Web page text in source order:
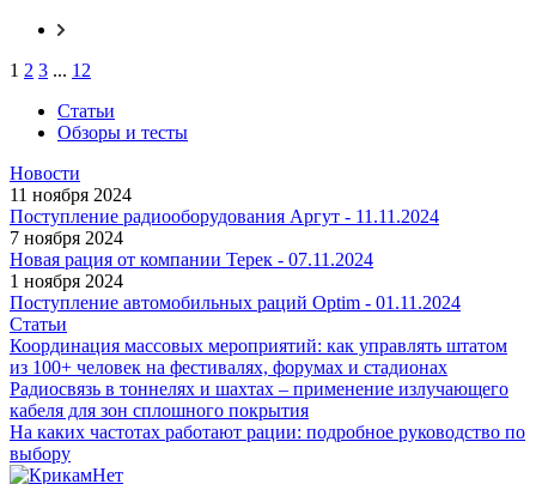
1 2 3 ... 12
Статьи
Обзоры и тесты
Новости
11 ноября 2024
Поступление радиооборудования Аргут - 11.11.2024
7 ноября 2024
Новая рация от компании Терек - 07.11.2024
1 ноября 2024
Поступление автомобильных раций Optim - 01.11.2024
Статьи
Координация массовых мероприятий: как управлять штатом
из 100+ человек на фестивалях, форумах и стадионах
Радиосвязь в тоннелях и шахтах – применение излучающего
кабеля для зон сплошного покрытия
На каких частотах работают рации: подробное руководство по
выбору